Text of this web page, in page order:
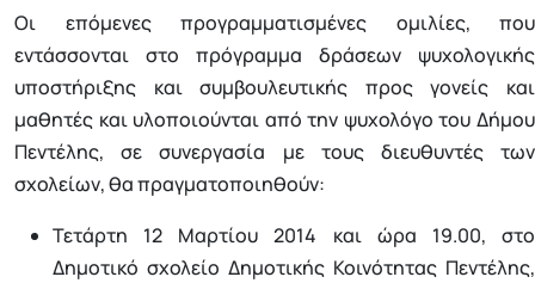
Οι επόμενες προγραμματισμένες ομιλίες, που
εντάσσονται στο πρόγραμμα δράσεων ψυχολογικής
υποστήριξης και συμβουλευτικής προς γονείς και
μαθητές και υλοποιούνται από την ψυχολόγο του Δήμου
Πεντέλης, σε συνεργασία με τους διευθυντές των
σχολείων, θα πραγματοποιηθούν:
Τετάρτη 12 Μαρτίου 2014 και ώρα 19.00, στο
Δημοτικό σχολείο Δημοτικής Κοινότητας Πεντέλης,